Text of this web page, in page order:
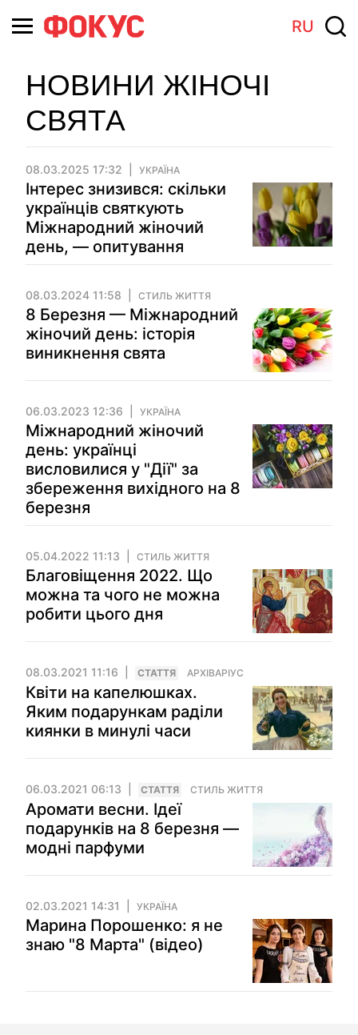
RU
НОВИНИ ЖІНОЧІ
СВЯТА
08.03.2025 17:32 УКРАЇНА
Інтерес знизився: скільки
українців святкують
Міжнародний жіночий
день, — опитування
08.03.2024 11:58 СТИЛЬ ЖИТТЯ
8 Березня — Міжнародний
жіночий день: історія
виникнення свята
06.03.2023 12:36 УКРАЇНА
Міжнародний жіночий
день: українці
висловилися у "Дії" за
збереження вихідного на 8
березня
05.04.2022 11:13 СТИЛЬ ЖИТТЯ
Благовіщення 2022. Що
можна та чого не можна
робити цього дня
08.03.2021 11:16 СТАТТЯ АРХІВАРІУС
Квіти на капелюшках.
Яким подарункам раділи
киянки в минулі часи
06.03.2021 06:13 СТАТТЯ СТИЛЬ ЖИТТЯ
Аромати весни. Ідеї
подарунків на 8 березня —
модні парфуми
02.03.2021 14:31 УКРАЇНА
Марина Порошенко: я не
знаю "8 Марта" (відео)